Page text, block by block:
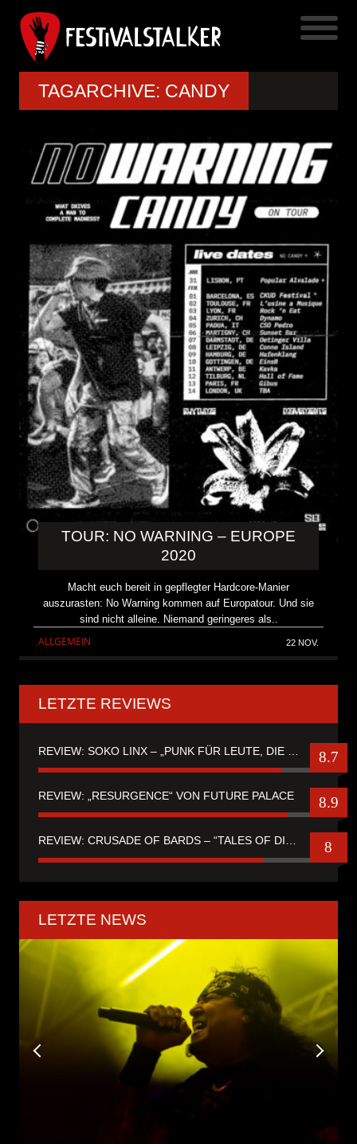
TAGARCHIVE: CANDY
TOUR: NO WARNING – EUROPE
2020
Macht euch bereit in gepflegter Hardcore-Manier
auszurasten: No Warning kommen auf Europatour. Und sie
sind nicht alleine. Niemand geringeres als..
ALLGEMEIN 22 NOV.
LETZTE REVIEWS
8.7
REVIEW: „RESURGENCE“ VON FUTURE PALACE 8.9
REVIEW: CRUSADE OF BARDS – “TALES OF DISTANT WORLDS“ 8
LETZTE NEWS